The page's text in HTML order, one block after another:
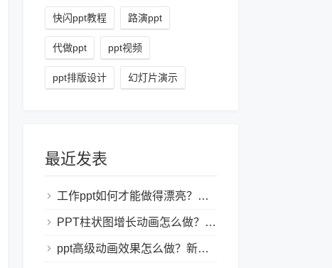
快闪ppt教程 路演ppt
代做ppt ppt视频
ppt排版设计 幻灯片演示
最近发表
工作ppt如何才能做得漂亮？职场PPT美化与制作技巧
PPT柱状图增长动画怎么做？实用的ppt技巧分享给你！
ppt高级动画效果怎么做？新手也能学会的亮眼PPT动画指南